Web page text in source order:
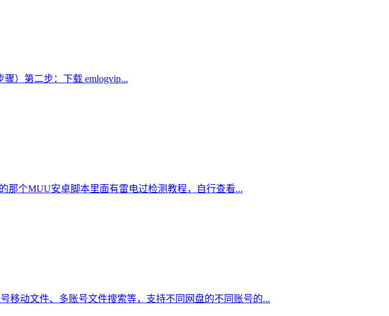
）第二步：下载 emlogvip...
那个MUU安卓脚本里面有雷电过检测教程，自行查看...
移动文件、多账号文件搜索等，支持不同网盘的不同账号的...